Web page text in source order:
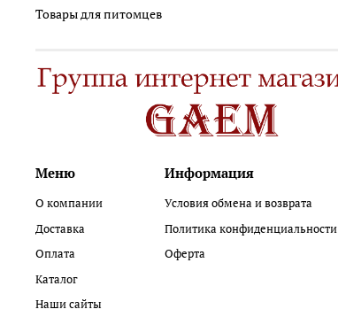
Товары для питомцев
Меню
О компании
Доставка
Оплата
Каталог
Наши сайты
Информация
Условия обмена и возврата
Политика конфиденциальности
Оферта